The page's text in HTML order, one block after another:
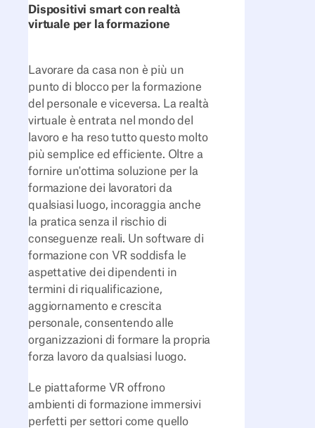
Dispositivi smart con realtà
virtuale per la formazione
Lavorare da casa non è più un
punto di blocco per la formazione
del personale e viceversa. La realtà
virtuale è entrata nel mondo del
lavoro e ha reso tutto questo molto
più semplice ed efficiente. Oltre a
fornire un'ottima soluzione per la
formazione dei lavoratori da
qualsiasi luogo, incoraggia anche
la pratica senza il rischio di
conseguenze reali. Un software di
formazione con VR soddisfa le
aspettative dei dipendenti in
termini di riqualificazione,
aggiornamento e crescita
personale, consentendo alle
organizzazioni di formare la propria
forza lavoro da qualsiasi luogo.
Le piattaforme VR offrono
ambienti di formazione immersivi
perfetti per settori come quello